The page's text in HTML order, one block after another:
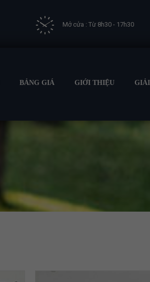
Mở cửa : Từ 8h30 - 17h30
BẢNG GIÁ GIỚI THIỆU